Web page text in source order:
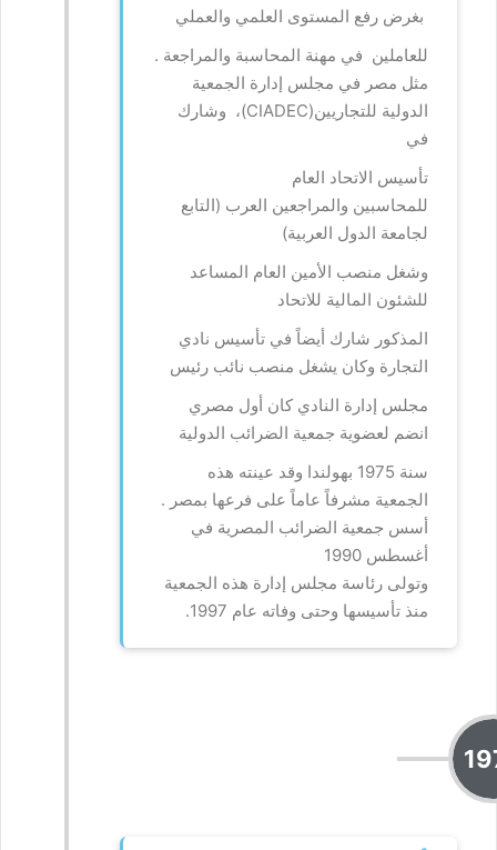
بغرض رفع المستوى العلمي والعملي
للعاملين في مهنة المحاسبة والمراجعة .
مثل مصر في مجلس إدارة الجمعية
الدولية للتجاريين(CIADEC)، وشارك
في
تأسيس الاتحاد العام
للمحاسبين والمراجعين العرب (التابع
لجامعة الدول العربية)
وشغل منصب الأمين العام المساعد
للشئون المالية للاتحاد
المذكور شارك أيضاً في تأسيس نادي
التجارة وكان يشغل منصب نائب رئيس
مجلس إدارة النادي كان أول مصري
انضم لعضوية جمعية الضرائب الدولية
سنة 1975 بهولندا وقد عينته هذه
الجمعية مشرفاً عاماً على فرعها بمصر .
أسس جمعية الضرائب المصرية في
أغسطس 1990
وتولى رئاسة مجلس إدارة هذه الجمعية
منذ تأسيسها وحتى وفاته عام 1997.